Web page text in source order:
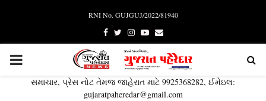
RNI No. GUJGUJ/2022/81940
Facebook
TwitterInstagram
YoutubeEmail
PRIMARY
MENU
સમાચાર, પ્રેસ નોટ તેમજ જાહેરાત માટે 9925368282, ઈમેઇલ:
gujaratpaheredar@gmail.com